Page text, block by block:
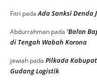
Fitri padaAda Sanksi Denda
Abdurrahman pada ‘Balon
di Tengah Wabah Korona
jawiah pada Pilkada
Gudang Logistik